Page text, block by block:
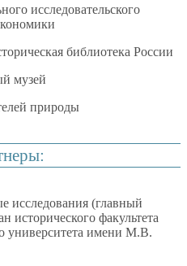
исследовательского
библиотека России
музей
природы
исследования (главный
исторического факультета
университета имени М.В.